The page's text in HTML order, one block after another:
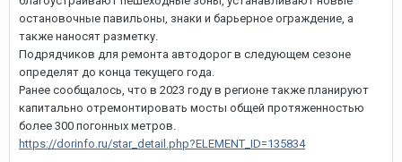
остановочные павильоны, знаки и барьерное ограждение, а
также наносят разметку.
Подрядчиков для ремонта автодорог в следующем сезоне
определят до конца текущего года.
Ранее сообщалось, что в 2023 году в регионе также планируют
капитально отремонтировать мосты общей протяженностью
более 300 погонных метров.
https://dorinfo.ru/star_detail.php?ELEMENT_ID=135834